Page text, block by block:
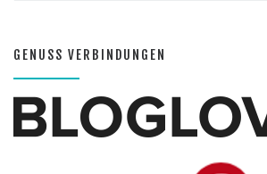
GENUSS VERBINDUNGEN